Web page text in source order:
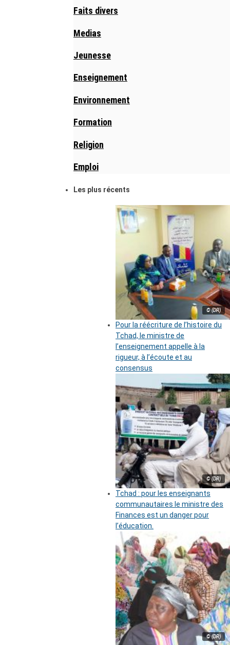
Faits divers
Medias
Jeunesse
Enseignement
Environnement
Formation
Religion
Emploi
Les plus récents
© (DR)
Pour la réécriture de l’histoire du
Tchad, le ministre de
l’enseignement appelle à la
rigueur, à l’écoute et au
consensus
© (DR)
Tchad : pour les enseignants
communautaires le ministre des
Finances est un danger pour
l’éducation.
© (DR)